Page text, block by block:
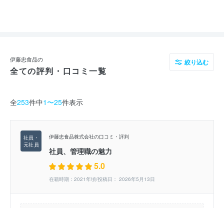
伊藤忠食品の
全ての評判・口コミ一覧
絞り込む
全253件中1〜25件表示
伊藤忠食品株式会社の口コミ・評判
社員、管理職の魅力
5.0
在籍時期：2021年頃/投稿日： 2026年5月13日